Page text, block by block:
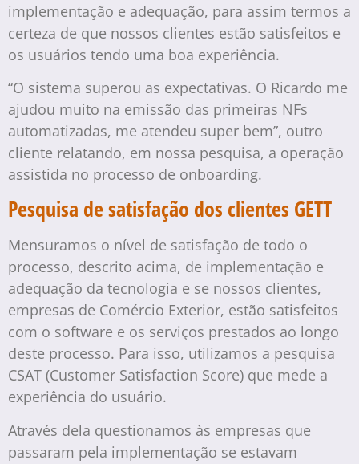
implementação e adequação, para assim termos a
certeza de que nossos clientes estão satisfeitos e
os usuários tendo uma boa experiência.
“O sistema superou as expectativas. O Ricardo me
ajudou muito na emissão das primeiras NFs
automatizadas, me atendeu super bem”, outro
cliente relatando, em nossa pesquisa, a operação
assistida no processo de onboarding.
Pesquisa de satisfação dos clientes GETT
Mensuramos o nível de satisfação de todo o
processo, descrito acima, de implementação e
adequação da tecnologia e se nossos clientes,
empresas de Comércio Exterior, estão satisfeitos
com o software e os serviços prestados ao longo
deste processo. Para isso, utilizamos a pesquisa
CSAT (Customer Satisfaction Score) que mede a
experiência do usuário.
Através dela questionamos às empresas que
passaram pela implementação se estavam